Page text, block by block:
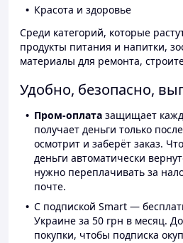
Красота и здоровье
Среди категорий, которые
продукты питания и напитки,
материалы для ремонта,
Удобно, безопасно,
Пром-оплата защищает
получает деньги только
осмотрит и заберёт заказ.
деньги автоматически
нужно переплачивать за
почте.
С подпиской Smart —
Украине за 50 грн в месяц.
покупки, чтобы подписка